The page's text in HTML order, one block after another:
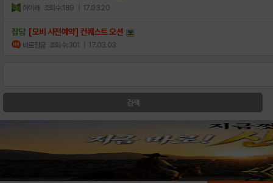
하이래 조회수:189 | 17.03.20
잡담 [모비 사전예약] 컨퀘스트 오션
바로참글 조회수:301 | 17.03.03
검색